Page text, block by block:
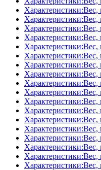
Характеристики:Вес,
Характеристики:Вес,
Характеристики:Вес,
Характеристики:Вес,
Характеристики:Вес,
Характеристики:Вес,
Характеристики:Вес,
Характеристики:Вес,
Характеристики:Вес,
Характеристики:Вес,
Характеристики:Вес,
Характеристики:Вес,
Характеристики:Вес,
Характеристики:Вес,
Характеристики:Вес,
Характеристики:Вес,
Характеристики:Вес,
Характеристики:Вес,